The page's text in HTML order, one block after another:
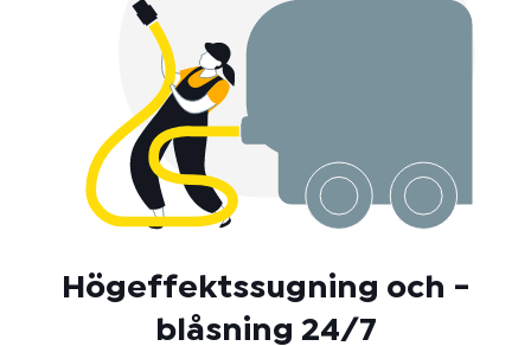
Högeffektssugning och -
blåsning 24/7